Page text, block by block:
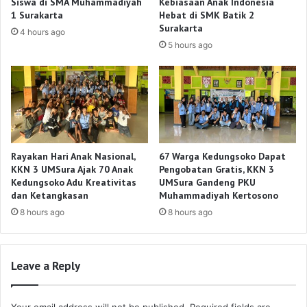
1 Surakarta
4 hours ago
Hebat di SMK Batik 2
Surakarta
5 hours ago
Rayakan Hari Anak Nasional,
KKN 3 UMSura Ajak 70 Anak
Kedungsoko Adu Kreativitas
dan Ketangkasan
8 hours ago
67 Warga Kedungsoko Dapat
Pengobatan Gratis, KKN 3
UMSura Gandeng PKU
Muhammadiyah Kertosono
8 hours ago
Leave a Reply